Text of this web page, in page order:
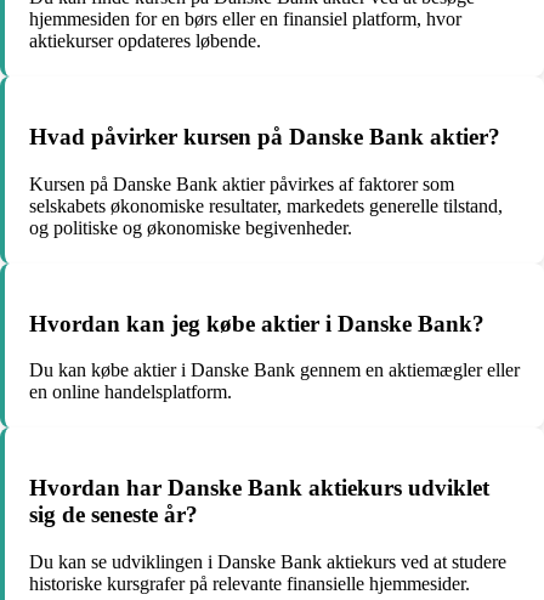
hjemmesiden for en børs eller en finansiel platform, hvor
aktiekurser opdateres løbende.
Hvad påvirker kursen på Danske Bank aktier?
Kursen på Danske Bank aktier påvirkes af faktorer som
selskabets økonomiske resultater, markedets generelle tilstand,
og politiske og økonomiske begivenheder.
Hvordan kan jeg købe aktier i Danske Bank?
Du kan købe aktier i Danske Bank gennem en aktiemægler eller
en online handelsplatform.
Hvordan har Danske Bank aktiekurs udviklet
sig de seneste år?
Du kan se udviklingen i Danske Bank aktiekurs ved at studere
historiske kursgrafer på relevante finansielle hjemmesider.